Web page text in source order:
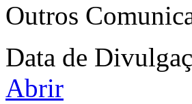
Outros
Data de
Abrir